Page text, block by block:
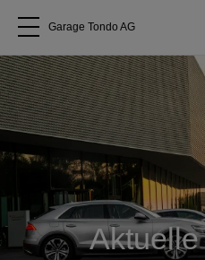
Alle Modelle
Über uns
Audi kaufen
Service & Reparatur
Garage Tondo AG
Aktuelle